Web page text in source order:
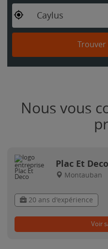
Caylus
Trouver
Nous vous
Plac Et Deco
Montauban
20 ans d'expérience
Voir